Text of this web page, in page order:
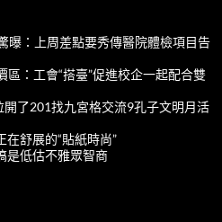
曝：上周差點要秀傳醫院體檢項目告
區：工會“搭臺”促進校企一起配合雙
了201找九宮格交流9孔子文明月活
舒展的“貼紙時尚”
是低估不雅眾智商